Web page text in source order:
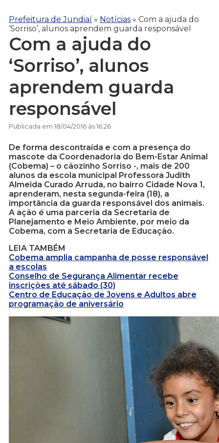
Prefeitura de Jundiaí » Notícias » Com a ajuda do
‘Sorriso’, alunos aprendem guarda responsável
Com a ajuda do
‘Sorriso’, alunos
aprendem guarda
responsável
Publicada em 18/04/2016 às 16:26
De forma descontraída e com a presença do
mascote da Coordenadoria do Bem-Estar Animal
(Cobema) – o cãozinho Sorriso -, mais de 200
alunos da escola municipal Professora Judith
Almeida Curado Arruda, no bairro Cidade Nova 1,
aprenderam, nesta segunda-feira (18), a
importância da guarda responsável dos animais.
A ação é uma parceria da Secretaria de
Planejamento e Meio Ambiente, por meio da
Cobema, com a Secretaria de Educação.
LEIA TAMBÉM
Cobema amplia campanha de posse responsável
a escolas
Conselho de Segurança Alimentar recebe
inscrições até sábado (30)
Centro de Educação de Jovens e Adultos abre
programação de aniversário